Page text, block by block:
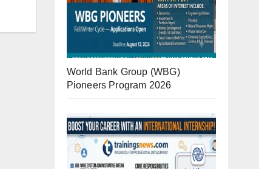
World Bank Group (WBG)
Pioneers Program 2026